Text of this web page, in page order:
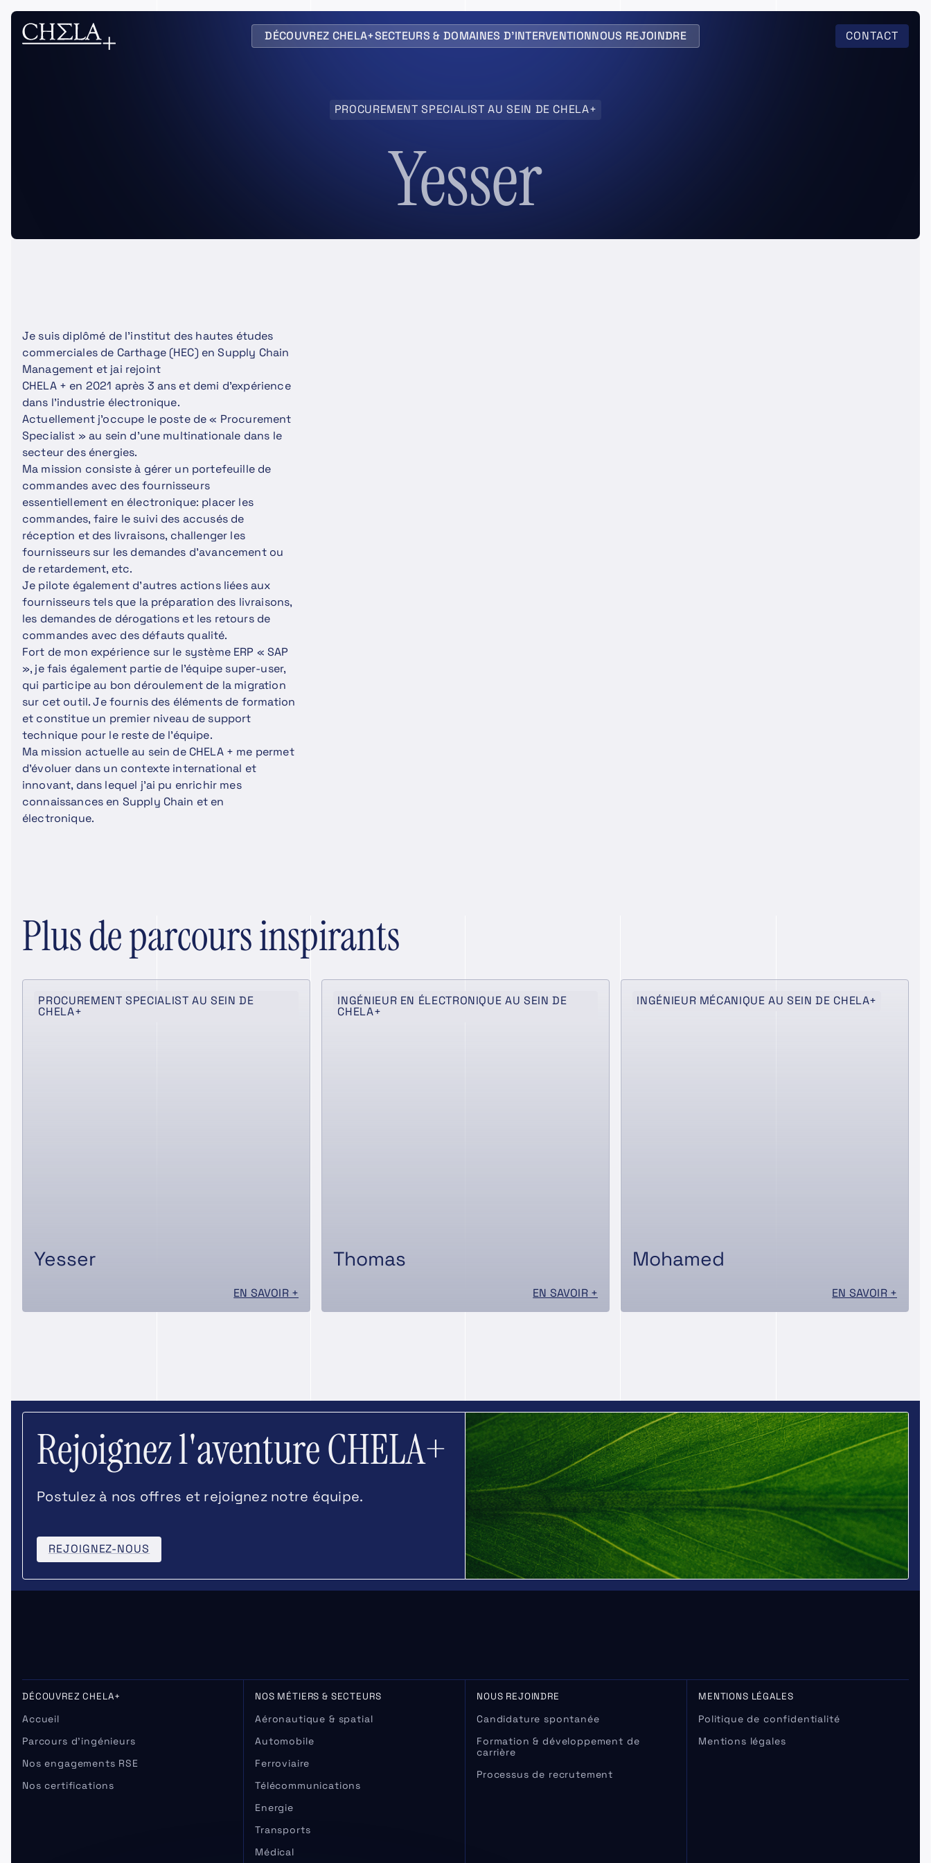
DÉCOUVREZ CHELA+SECTEURS & DOMAINES D’INTERVENTIONNOUS REJOINDRE CONTACT
PROCUREMENT SPECIALIST AU SEIN DE CHELA+
Yesser
Je suis diplômé de l'institut des hautes études
commerciales de Carthage (HEC) en Supply Chain
Management et jai rejoint
CHELA + en 2021 après 3 ans et demi d'expérience
dans l'industrie électronique.
Actuellement j'occupe le poste de « Procurement
Specialist » au sein d'une multinationale dans le
secteur des énergies.
Ma mission consiste à gérer un portefeuille de
commandes avec des fournisseurs
essentiellement en électronique: placer les
commandes, faire le suivi des accusés de
réception et des livraisons, challenger les
fournisseurs sur les demandes d'avancement ou
de retardement, etc.
Je pilote également d'autres actions liées aux
fournisseurs tels que la préparation des livraisons,
les demandes de dérogations et les retours de
commandes avec des défauts qualité.
Fort de mon expérience sur le système ERP « SAP
», je fais également partie de l'équipe super-user,
qui participe au bon déroulement de la migration
sur cet outil. Je fournis des éléments de formation
et constitue un premier niveau de support
technique pour le reste de l'équipe.
Ma mission actuelle au sein de CHELA + me permet
d'évoluer dans un contexte international et
innovant, dans lequel j'ai pu enrichir mes
connaissances en Supply Chain et en
électronique.
Plus de parcours inspirants
PROCUREMENT SPECIALIST AU SEIN DE
CHELA+
Yesser
EN SAVOIR +
INGÉNIEUR EN ÉLECTRONIQUE AU SEIN DE
CHELA+
Thomas
EN SAVOIR +
INGÉNIEUR MÉCANIQUE AU SEIN DE CHELA+
Mohamed
EN SAVOIR +
Rejoignez l'aventure CHELA+
Postulez à nos offres et rejoignez notre équipe.
REJOIGNEZ-NOUS
DÉCOUVREZ CHELA+
Accueil
Parcours d’ingénieurs
Nos engagements RSE
Nos certifications
NOS MÉTIERS & SECTEURS
Aéronautique & spatial
Automobile
Ferroviaire
Télécommunications
Energie
Transports
Médical
NOUS REJOINDRE
Candidature spontanée
Formation & développement de
carrière
Processus de recrutement
MENTIONS LÉGALES
Politique de confidentialité
Mentions légales